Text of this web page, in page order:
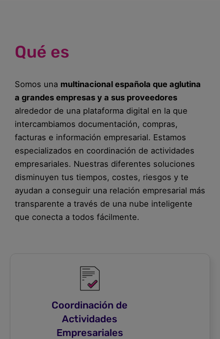
Qué es
Somos una multinacional española que aglutina
a grandes empresas y a sus proveedores
alrededor de una plataforma digital en la que
intercambiamos documentación, compras,
facturas e información empresarial. Estamos
especializados en coordinación de actividades
empresariales. Nuestras diferentes soluciones
disminuyen tus tiempos, costes, riesgos y te
ayudan a conseguir una relación empresarial más
transparente a través de una nube inteligente
que conecta a todos fácilmente.
Coordinación de
Actividades
Empresariales